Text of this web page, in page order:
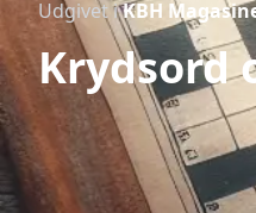
Udgivet iKBH
Krydsord